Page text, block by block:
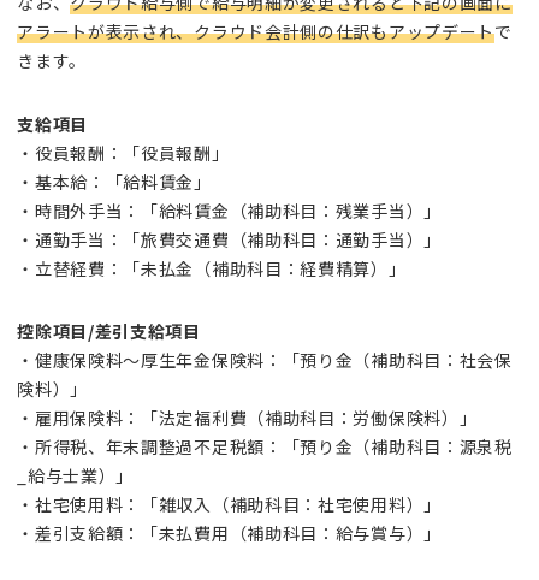
アラートが表示され、クラウド会計側の仕訳もアップデートで
きます。
支給項目
・役員報酬：「役員報酬」
・基本給：「給料賃金」
・時間外手当：「給料賃金（補助科目：残業手当）」
・通勤手当：「旅費交通費（補助科目：通勤手当）」
・立替経費：「未払金（補助科目：経費精算）」
控除項目/差引支給項目
・健康保険料～厚生年金保険料：「預り金（補助科目：社会保
険料）」
・雇用保険料：「法定福利費（補助科目：労働保険料）」
・所得税、年末調整過不足税額：「預り金（補助科目：源泉税
_給与士業）」
・社宅使用料：「雑収入（補助科目：社宅使用料）」
・差引支給額：「未払費用（補助科目：給与賞与）」